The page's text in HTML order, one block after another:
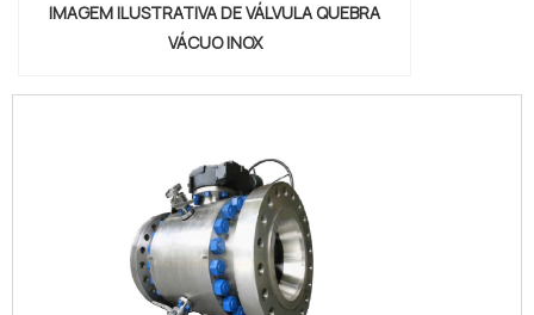
IMAGEM ILUSTRATIVA DE VÁLVULA QUEBRA
VÁCUO INOX